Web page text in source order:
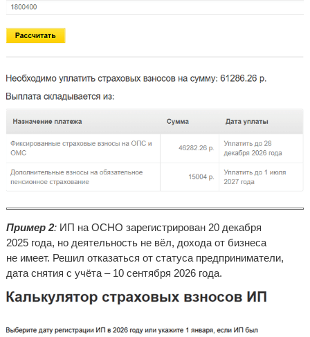
Пример 2:ИП на ОСНО зарегистрирован 20 декабря
2025 года, но деятельность не вёл, дохода от бизнеса
не имеет. Решил отказаться от статуса предприниматели,
дата снятия с учёта – 10 сентября 2026 года.